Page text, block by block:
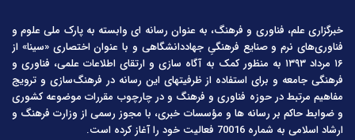
خبرگزاری علم، فناوری و فرهنگ، به عنوان رسانه ای وابسته به پارک ملی علوم و
فناوری‌های نرم و صنایع فرهنگیِ جهاددانشگاهی و با عنوان اختصاری «سینا» از
۱۶ مرداد ۱۳۹۳ به منظور کمک به آگاه سازی و ارتقای اطلاعات علمی، فناوری و
فرهنگی جامعه و برای استفاده از ظرفیتهای این رسانه در فرهنگ‌سازی و ترویج
مفاهیم مرتبط در حوزه فناوری و فرهنگ و در چارچوب مقررات موضوعه کشوری
و ضوابط حاکم بر رسانه ها و مؤسسات خبری، با مجوز رسمی از وزارت فرهنگ و
ارشاد اسلامی به شماره 70016 فعالیت خود را آغاز کرده است.